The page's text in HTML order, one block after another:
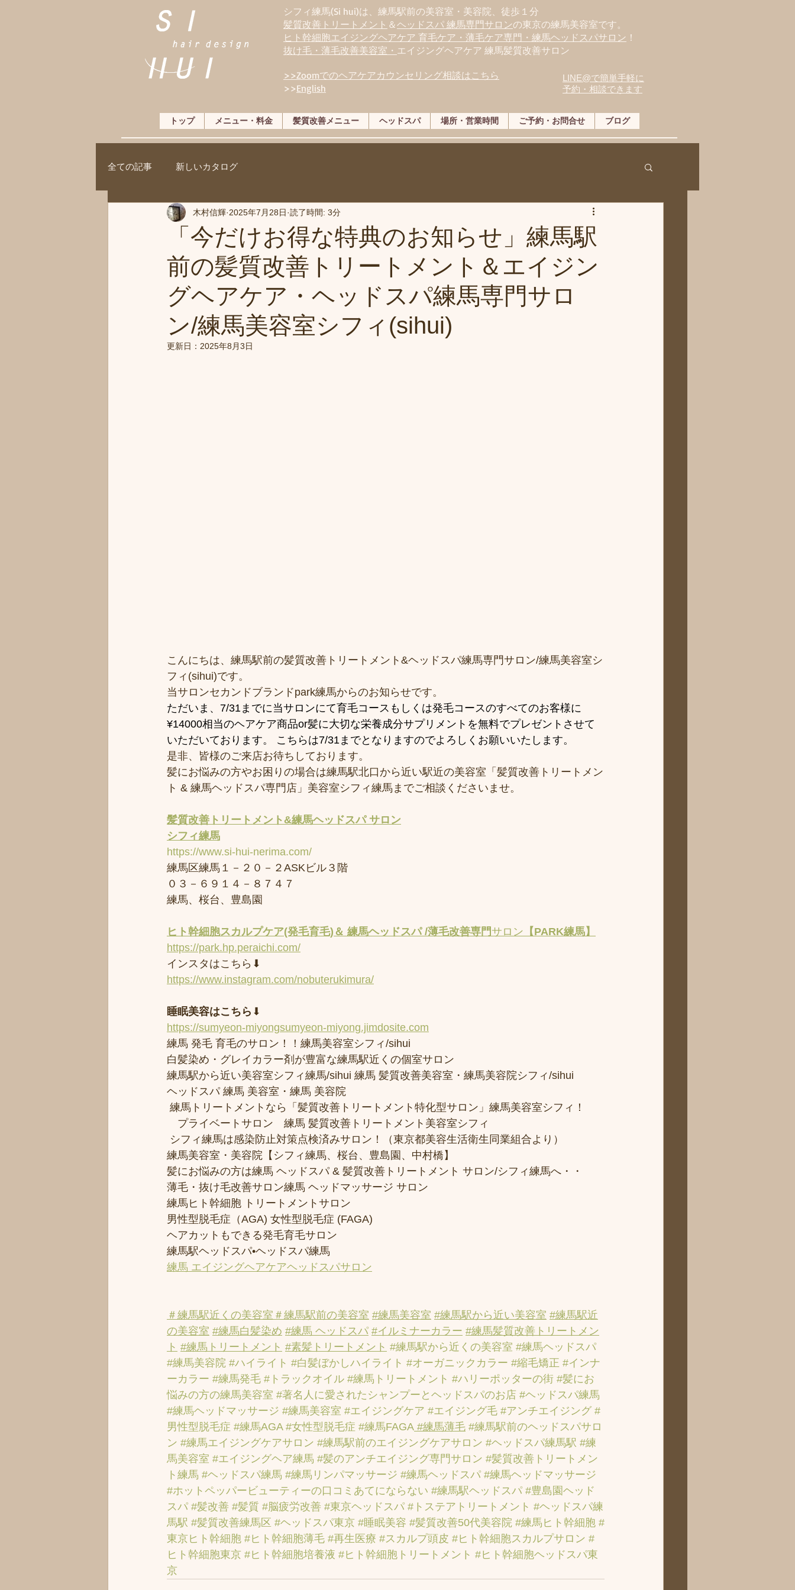
シフィ練馬(Si hui)は、 練馬駅前の美容室・美容院、徒歩１分
髪質改善トリートメント ＆ヘッドスパ 練馬専門サロンの東京の練馬美容室です。
ヒト幹細胞エイジングヘアケア 育毛ケア・薄毛ケア専門・練馬ヘッドスパサロン ！
抜け毛・薄毛改善美容室・ エイジングヘアケア 練馬髪質改善サロン
>>Zoomでのヘアケアカウンセリング相談はこちら
>>English
LINE@で簡単手軽に
予約・相談できます
トップ メニュー・料金 髪質改善メニュー ヘッドスパ 場所・営業時間 ご予約・お問合せ ブログ
全ての記事 新しいカタログ
「今だけお得な特典のお知らせ」練馬駅
前の髪質改善トリートメント＆エイジン
グヘアケア・ヘッドスパ練馬専門サロ
ン/練馬美容室シフィ(sihui)
木村信輝 2025年7月28日 読了時間: 3分
更新日： 2025年8月3日
こんにちは、練馬駅前の髪質改善トリートメント&ヘッドスパ練馬専門サロン/練馬美容室シ
フィ(sihui)です。
当サロンセカンドブランドpark練馬からのお知らせです。
ただいま、7/31までに当サロンにて育毛コースもしくは発毛コースのすべてのお客様に
¥14000相当のヘアケア商品or髪に大切な栄養成分サプリメントを無料でプレゼントさせて
いただいております。 こちらは7/31までとなりますのでよろしくお願いいたします。
是非、皆様のご来店お待ちしております。
髪にお悩みの方やお困りの場合は練馬駅北口から近い駅近の美容室「髪質改善トリートメン
ト & 練馬ヘッドスパ専門店」美容室シフィ練馬までご相談くださいませ。
髪質改善トリートメント&練馬ヘッドスパ サロン
シフィ練馬
https://www.si-hui-nerima.com/
練馬区練馬１－２０－２ASKビル３階
０３－６９１４－８７４７
練馬、桜台、豊島園
ヒト幹細胞スカルプケア(発毛育毛)＆ 練馬ヘッドスパ /薄毛改善専門 サロン 【PARK練馬】
https://park.hp.peraichi.com/
インスタはこちら⬇︎
https://www.instagram.com/nobuterukimura/
睡眠美容はこちら ⬇︎
https://sumyeon-miyongsumyeon-miyong.jimdosite.com
練馬 発毛 育毛のサロン！！練馬美容室シフィ/sihui
白髪染め・グレイカラー剤が豊富な練馬駅近くの個室サロン
練馬駅から近い美容室シフィ練馬/sihui 練馬 髪質改善美容室・練馬美容院シフィ/sihui
ヘッドスパ 練馬 美容室・練馬 美容院
練馬トリートメントなら「髪質改善トリートメント特化型サロン」練馬美容室シフィ！
プライベートサロン　練馬 髪質改善トリートメント美容室シフィ
シフィ練馬は感染防止対策点検済みサロン！（東京都美容生活衛生同業組合より）
練馬美容室・美容院【シフィ練馬、桜台、豊島園、中村橋】
髪にお悩みの方は練馬 ヘッドスパ & 髪質改善トリートメント サロン/シフィ練馬へ・・
薄毛・抜け毛改善サロン練馬 ヘッドマッサージ サロン
練馬ヒト幹細胞 トリートメントサロン
男性型脱毛症（AGA) 女性型脱毛症 (FAGA)
ヘアカットもできる発毛育毛サロン
練馬駅ヘッドスパ•ヘッドスパ練馬
練馬 エイジングヘアケアヘッドスパサロン
＃練馬駅近くの美容室 ＃練馬駅前の美容室 #練馬美容室 #練馬駅から近い美容室 #練馬駅近
の美容室 #練馬白髪染め #練馬 ヘッドスパ #イルミナーカラー #練馬髪質改善トリートメン
ト #練馬トリートメント #素髪トリートメント #練馬駅から近くの美容室 #練馬ヘッドスパ
#練馬美容院 #ハイライト #白髪ぼかしハイライト #オーガニックカラー #縮毛矯正 #インナ
ーカラー #練馬発毛 #トラックオイル #練馬トリートメント #ハリーポッターの街 #髪にお
悩みの方の練馬美容室 #著名人に愛されたシャンプーとヘッドスパのお店 #ヘッドスパ練馬
#練馬ヘッドマッサージ #練馬美容室 #エイジングケア #エイジング毛 #アンチエイジング #
男性型脱毛症 #練馬AGA #女性型脱毛症 #練馬FAGA #練馬薄毛 #練馬駅前のヘッドスパサロ
ン #練馬エイジングケアサロン #練馬駅前のエイジングケアサロン #ヘッドスパ練馬駅 #練
馬美容室 #エイジングヘア練馬 #髪のアンチエイジング専門サロン #髪質改善トリートメン
ト練馬 #ヘッドスパ練馬 #練馬リンパマッサージ #練馬ヘッドスパ #練馬ヘッドマッサージ
#ホットペッパービューティーの口コミあてにならない #練馬駅ヘッドスパ #豊島園ヘッド
スパ #髪改善 #髪質 #脳疲労改善 #東京ヘッドスパ #トステアトリートメント #ヘッドスパ練
馬駅 #髪質改善練馬区 #ヘッドスパ東京 #睡眠美容 #髪質改善50代美容院 #練馬ヒト幹細胞 #
東京ヒト幹細胞 #ヒト幹細胞薄毛 #再生医療 #スカルプ頭皮 #ヒト幹細胞スカルプサロン #
ヒト幹細胞東京 #ヒト幹細胞培養液 #ヒト幹細胞トリートメント #ヒト幹細胞ヘッドスパ東
京